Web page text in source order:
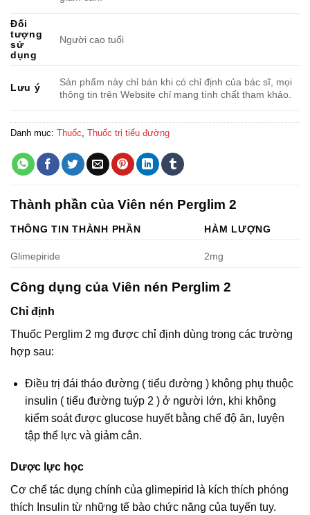
Đối
tượng
sử
dụng
Người cao tuổi
Lưu ý
Sản phẩm này chỉ bán khi có chỉ định của bác sĩ, mọi
thông tin trên Website chỉ mang tính chất tham khảo.
Danh mục: Thuốc Thuốc trị tiểu đường
Thành phần của Viên nén Perglim 2
THÔNG TIN THÀNH PHẦN HÀM LƯỢNG
Glimepiride 2mg
Công dụng của Viên nén Perglim 2
Chỉ định
Thuốc Perglim 2 mg được chỉ định dùng trong các trường
hợp sau:
Điều trị đái tháo đường ( tiểu đường ) không phụ thuộc
insulin ( tiểu đường tuýp 2 ) ở người lớn, khi không
kiểm soát được glucose huyết bằng chế độ ăn, luyện
tập thể lực và giảm cân.
Dược lực học
Cơ chế tác dụng chính của glimepirid là kích thích phóng
thích Insulin từ những tế bào chức năng của tuyến tuy.